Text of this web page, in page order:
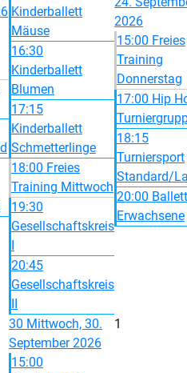
Kinderballett
Mäuse
16:30
Kinderballett
Blumen
17:15
Kinderballett
Schmetterlinge
18:00 Freies
Training Mittwoch
19:30
Gesellschaftskreis
20:45
Gesellschaftskreis
2026
15:00 Freies
Training
Donnerstag
17:00 Hip
18:15
Turniersport
Standard/
20:00 Ballett
Erwachsene
30 Mittwoch, 30.
September 2026
15:00
1